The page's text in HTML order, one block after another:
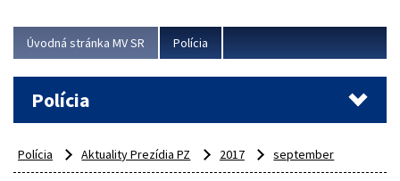
Úvodná stránka MV SR Polícia
Polícia
Polícia Aktuality Prezídia PZ 2017 september